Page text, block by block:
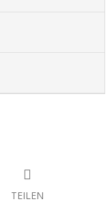
TEILEN